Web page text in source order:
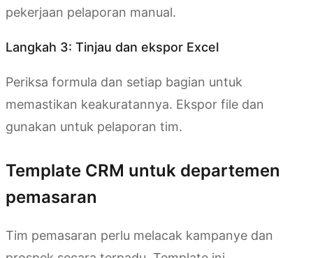
pekerjaan pelaporan manual.
Langkah 3: Tinjau dan ekspor Excel
Periksa formula dan setiap bagian untuk
memastikan keakuratannya. Ekspor file dan
gunakan untuk pelaporan tim.
Template CRM untuk departemen
pemasaran
Tim pemasaran perlu melacak kampanye dan